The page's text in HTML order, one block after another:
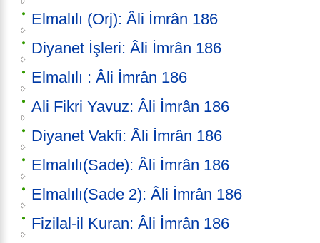
Elmalılı (Orj): Âli İmrân 186
Diyanet İşleri: Âli İmrân 186
Elmalılı : Âli İmrân 186
Ali Fikri Yavuz: Âli İmrân 186
Diyanet Vakfi: Âli İmrân 186
Elmalılı(Sade): Âli İmrân 186
Elmalılı(Sade 2): Âli İmrân 186
Fizilal-il Kuran: Âli İmrân 186